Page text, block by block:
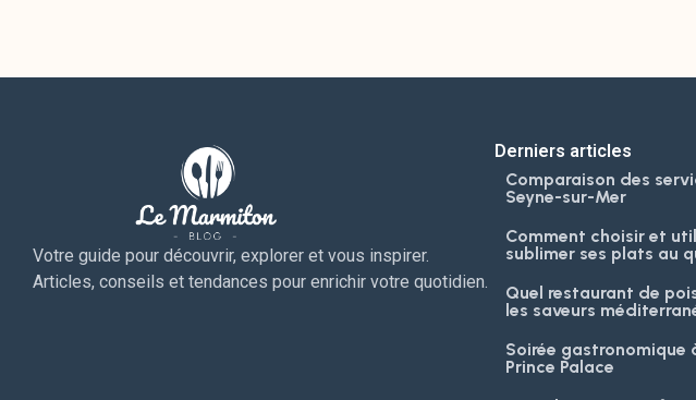
Votre guide pour découvrir, explorer et vous inspirer.
Articles, conseils et tendances pour enrichir votre quotidien.
Derniers articles
Comparaison des
Seyne-sur-Mer
Comment choisir et
sublimer ses plats au
Quel restaurant de
les saveurs
Soirée gastronomique
Prince Palace